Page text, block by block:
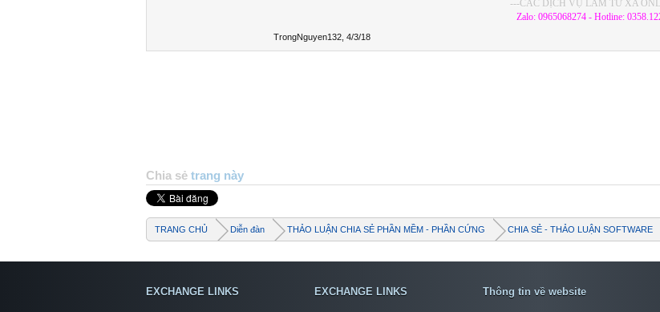
---CÁC DỊCH VỤ LÀM TỪ XA
Zalo: 0965068274 - Hotline:
TrongNguyen132 4/3/18
Chia sẻ trang này
TRANG CHỦ Diễn đàn THẢO LUẬN CHIA SẺ PHẦN MỀM - PHẦN CỨNG CHIA SẺ - THẢO LUẬN SOFTWARE
EXCHANGE LINKS EXCHANGE LINKS Thông tin về website